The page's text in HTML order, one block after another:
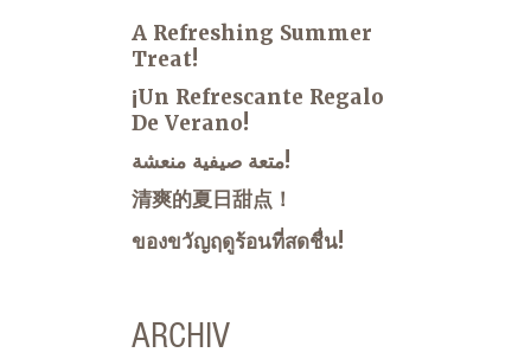
A Refreshing Summer
Treat!
¡Un Refrescante Regalo
De Verano!
متعة صيفية منعشة!
清爽的夏日甜点！
ของขวัญฤดูร้อนที่สดชื่น!
ARCHIV